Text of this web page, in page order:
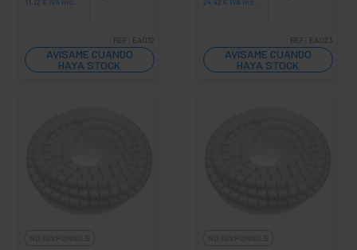
REF: EA012
AVÍSAME CUANDO
HAYA STOCK
REF: EA023
AVÍSAME CUANDO
HAYA STOCK